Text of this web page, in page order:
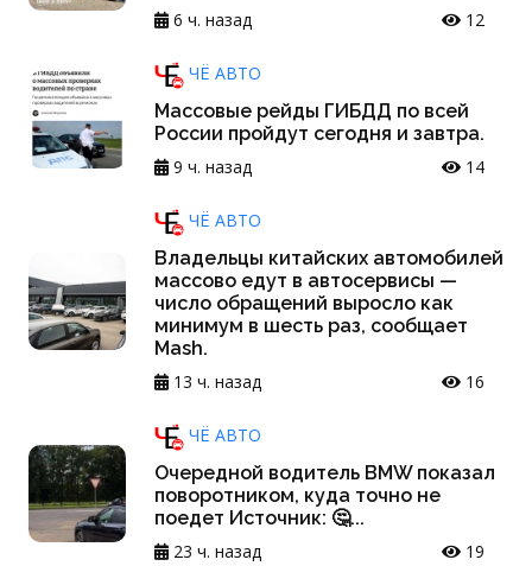
6 ч. назад
12
ЧЁ АВТО
Массовые рейды ГИБДД по всей
России пройдут сегодня и завтра.
9 ч. назад
14
ЧЁ АВТО
Владельцы китайских автомобилей
массово едут в автосервисы —
число обращений выросло как
минимум в шесть раз, сообщает
Mash.
13 ч. назад
16
ЧЁ АВТО
Очередной водитель BMW показал
поворотником, куда точно не
поедет Источник: 🤔...
23 ч. назад
19